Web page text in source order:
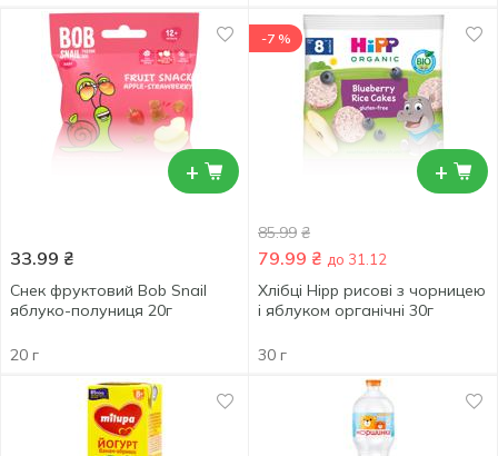
+
33.99 ₴
Снек фруктовий Bob Snail
яблуко-полуниця 20г
20 г
+
-7 %
85.99 ₴
79.99 ₴ до 31.12
Хлібці Hipp рисові з чорницею
і яблуком органічні 30г
30 г